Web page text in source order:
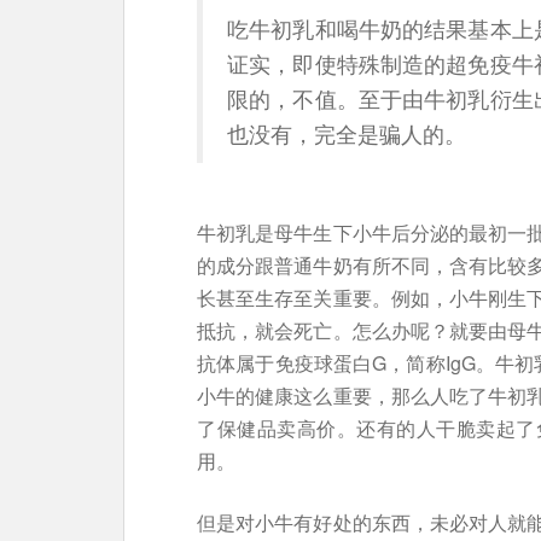
吃牛初乳和喝牛奶的结果基本
证实，即使特殊制造的超免疫
限的，不值。至于由牛初乳衍
也没有，完全是骗人的。
牛初乳是母牛生下小牛后分泌的最初一
的成分跟普通牛奶有所不同，含有比较
长甚至生存至关重要。例如，小牛刚生
抵抗，就会死亡。怎么办呢？就要由母
抗体属于免疫球蛋白G，简称IgG。牛
小牛的健康这么重要，那么人吃了牛初
了保健品卖高价。还有的人干脆卖起
用。
但是对小牛有好处的东西，未必对人就